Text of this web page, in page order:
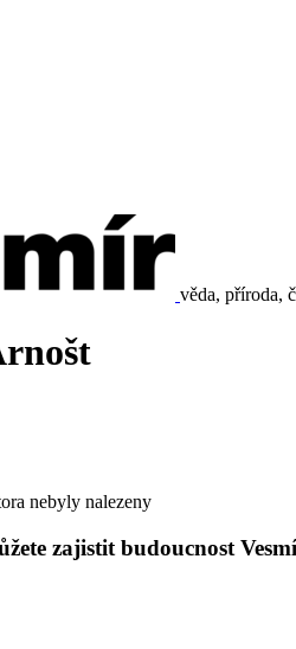
věda, příroda,
nebyly nalezeny
zajistit budoucnost